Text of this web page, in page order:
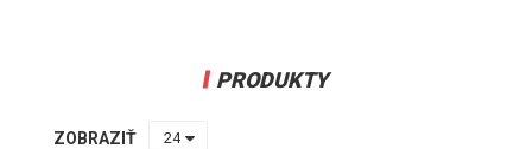
HOKEJOVÉ DETSKÉ SETY
ŠILTOVKY, ČIAPKY
PRODUKTY
ZOBRAZIŤ